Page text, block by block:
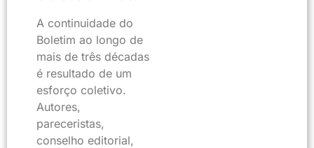
A continuidade do
Boletim ao longo de
mais de três décadas
é resultado de um
esforço coletivo.
Autores,
pareceristas,
conselho editorial,